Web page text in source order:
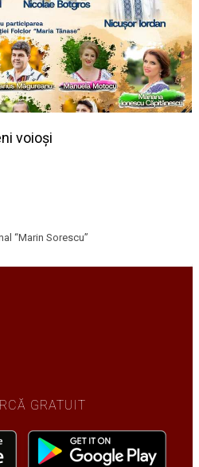
voioși
“Marin Sorescu”
GRATUIT